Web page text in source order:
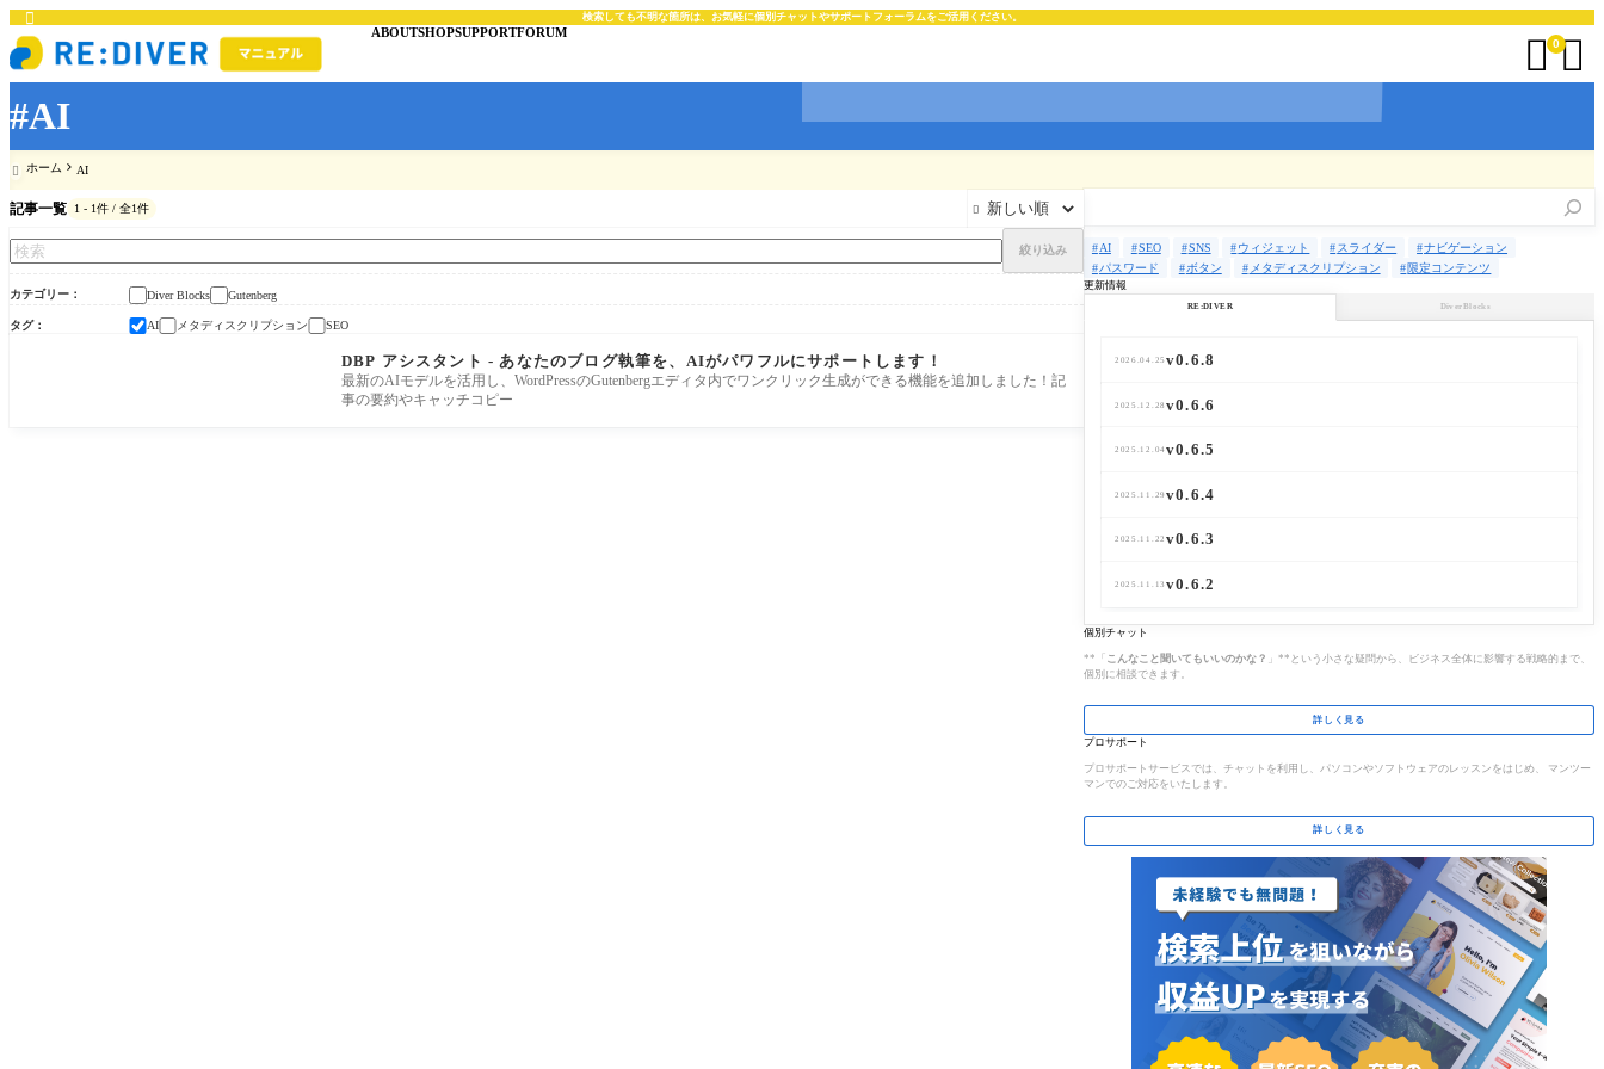
#AI
 検索しても不明な箇所は、お気軽に個別チャットやサポートフォーラムをご活用ください。
ABOUTSHOPSUPPORTFORUM  0
 ホーム AI
記事一覧 1 - 1件 / 全1件 
絞り込み
カテゴリー Diver Blocks Gutenberg
タグ AI メタディスクリプション SEO
DBP アシスタント - あなたのブログ執筆を、AIがパワフルにサポートします！
最新のAIモデルを活用し、WordPressのGutenbergエディタ内でワンクリック生成ができる機能を追加しました！記
事の要約やキャッチコピー
AI SEO SNS ウィジェット スライダー
ナビゲーション
パスワード
ボタン メタディスクリプション 限定コンテンツ
更新情報
RE:DIVER DiverBlocks
2026.04.25 v0.6.8
2025.12.28 v0.6.6
2025.12.04 v0.6.5
2025.11.29 v0.6.4
2025.11.22 v0.6.3
2025.11.13 v0.6.2
2026.02.03 v0.3.7
2026.01.06 v0.3.6
2025.12.26 v0.3.5
2025.11.22 v0.3.4
2025.11.18 v0.3.3
2025.10.24 v0.3.2
個別チャット
**「 こんなこと聞いてもいいのかな？ 」**という小さな疑問から、ビジネス全体に影響する戦略的まで、
個別に相談できます。
詳しく見る
プロサポート
プロサポートサービスでは、チャットを利用し、パソコンやソフトウェアのレッスンをはじめ、 マンツー
マンでのご対応をいたします。
詳しく見る